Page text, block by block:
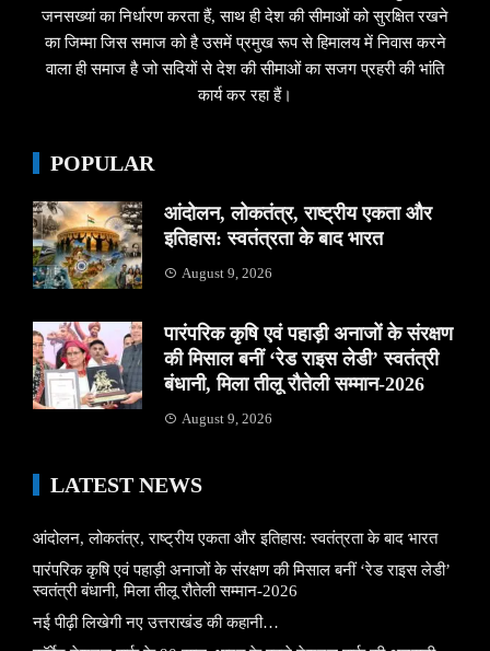
जनसख्यां का निर्धारण करता हैं, साथ ही देश की सीमाओं को सुरक्षित रखने
का जिम्मा जिस समाज को है उसमें प्रमुख रूप से हिमालय में निवास करने
वाला ही समाज है जो सदियों से देश की सीमाओं का सजग प्रहरी की भांति
कार्य कर रहा हैं।
POPULAR
आंदोलन, लोकतंत्र, राष्ट्रीय एकता और
इतिहास: स्वतंत्रता के बाद भारत
August 9, 2026
पारंपरिक कृषि एवं पहाड़ी अनाजों के संरक्षण
की मिसाल बनीं ‘रेड राइस लेडी’ स्वतंत्री
बंधानी, मिला तीलू रौतेली सम्मान-2026
August 9, 2026
LATEST NEWS
आंदोलन, लोकतंत्र, राष्ट्रीय एकता और इतिहास: स्वतंत्रता के बाद भारत
पारंपरिक कृषि एवं पहाड़ी अनाजों के संरक्षण की मिसाल बनीं ‘रेड राइस लेडी’
स्वतंत्री बंधानी, मिला तीलू रौतेली सम्मान-2026
नई पीढ़ी लिखेगी नए उत्तराखंड की कहानी…